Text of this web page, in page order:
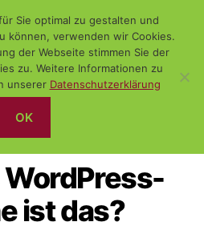
WiSch
Kategorien
WEBSITEERSTELLUNG
ist das?
Sie optimal zu gestalten und
können, verwenden wir Cookies.
der Webseite stimmen Sie der
zu. Weitere Informationen zu
unserer Datenschutzerklärung
OK